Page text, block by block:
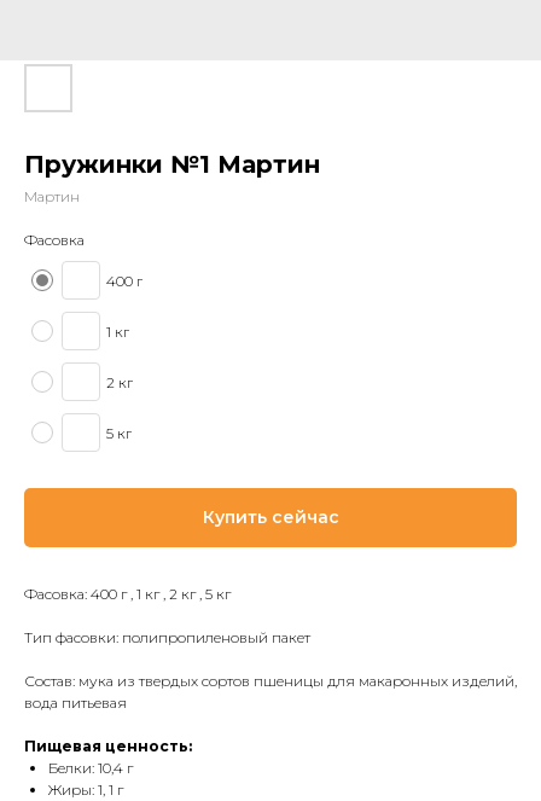
Пружинки №1 Мартин
Мартин
Фасовка
400 г
1 кг
2 кг
5 кг
Купить сейчас
Фасовка: 400 г , 1 кг , 2 кг , 5 кг
Тип фасовки: полипропиленовый пакет
Состав: мука из твердых сортов пшеницы для макаронных изделий,
вода питьевая
Пищевая ценность:
Белки: 10,4 г
Жиры: 1, 1 г